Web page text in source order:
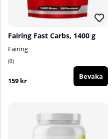
Fairing Fast Carbs, 1400 g
Fairing
0
159 kr Bevaka